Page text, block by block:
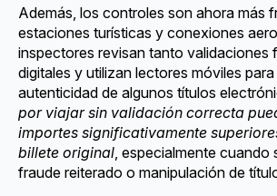
Además, los controles son ahora más
estaciones turísticas y conexiones
inspectores revisan tanto validaciones
digitales y utilizan lectores móviles
autenticidad de algunos títulos
por viajar sin validación correcta
importes significativamente
billete original , especialmente
fraude reiterado o manipulación de